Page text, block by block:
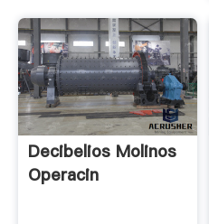
Decibelios Molinos
Operacin